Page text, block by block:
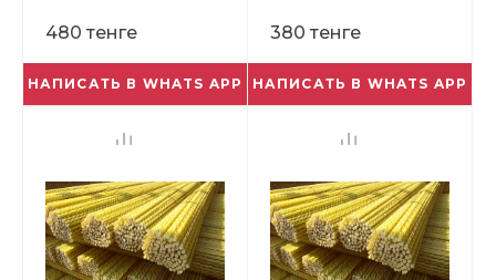
480 тенге
НАПИСАТЬ В WHATS APP
380 тенге
НАПИСАТЬ В WHATS APP